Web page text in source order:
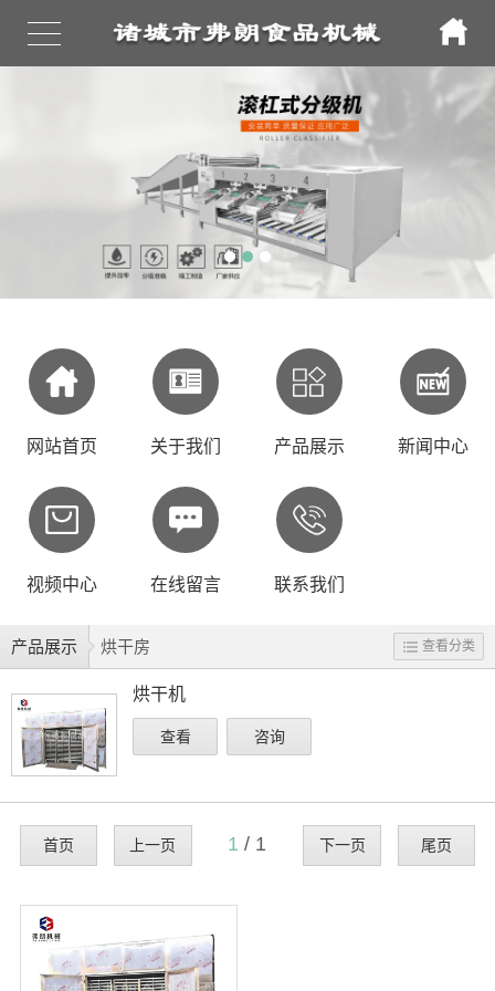
网站首页 关于我们 产品展示 新闻中心
视频中心 在线留言 联系我们
产品展示 烘干房 查看分类
烘干机
查看 咨询
首页 上一页 1 / 1 下一页 尾页
扫描二维码